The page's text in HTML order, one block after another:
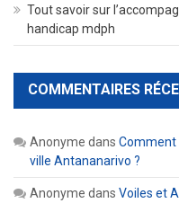
Tout savoir sur
handicap mdph
COMMENTAIRES
Anonyme dans Comment
ville Antananarivo ?
Anonyme dans Voiles et